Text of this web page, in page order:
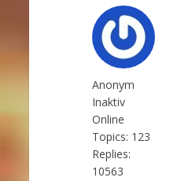
Anonym
Inaktiv
Online
Topics: 123
Replies:
10563